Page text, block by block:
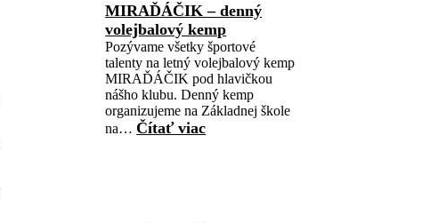
MIRAĎÁČIK – denný
volejbalový kemp
Pozývame všetky športové
talenty na letný volejbalový kemp
MIRAĎÁČIK pod hlavičkou
nášho klubu. Denný kemp
organizujeme na Základnej škole
na…Čítať viac